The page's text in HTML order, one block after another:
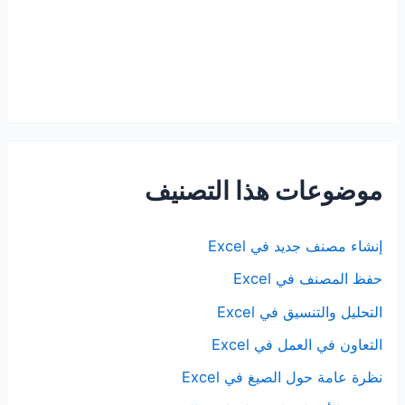
موضوعات هذا التصنيف
إنشاء مصنف جديد في Excel
حفظ المصنف في Excel
التحليل والتنسيق في Excel
التعاون في العمل في Excel
نظرة عامة حول الصيغ في Excel